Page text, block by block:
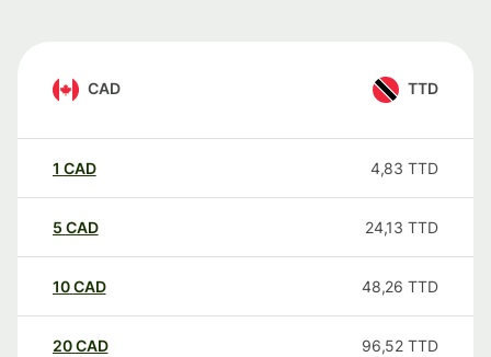
CAD TTD
1 CAD 4,83 TTD
5 CAD 24,13 TTD
10CAD 48,26 TTD
20CAD 96,52 TTD